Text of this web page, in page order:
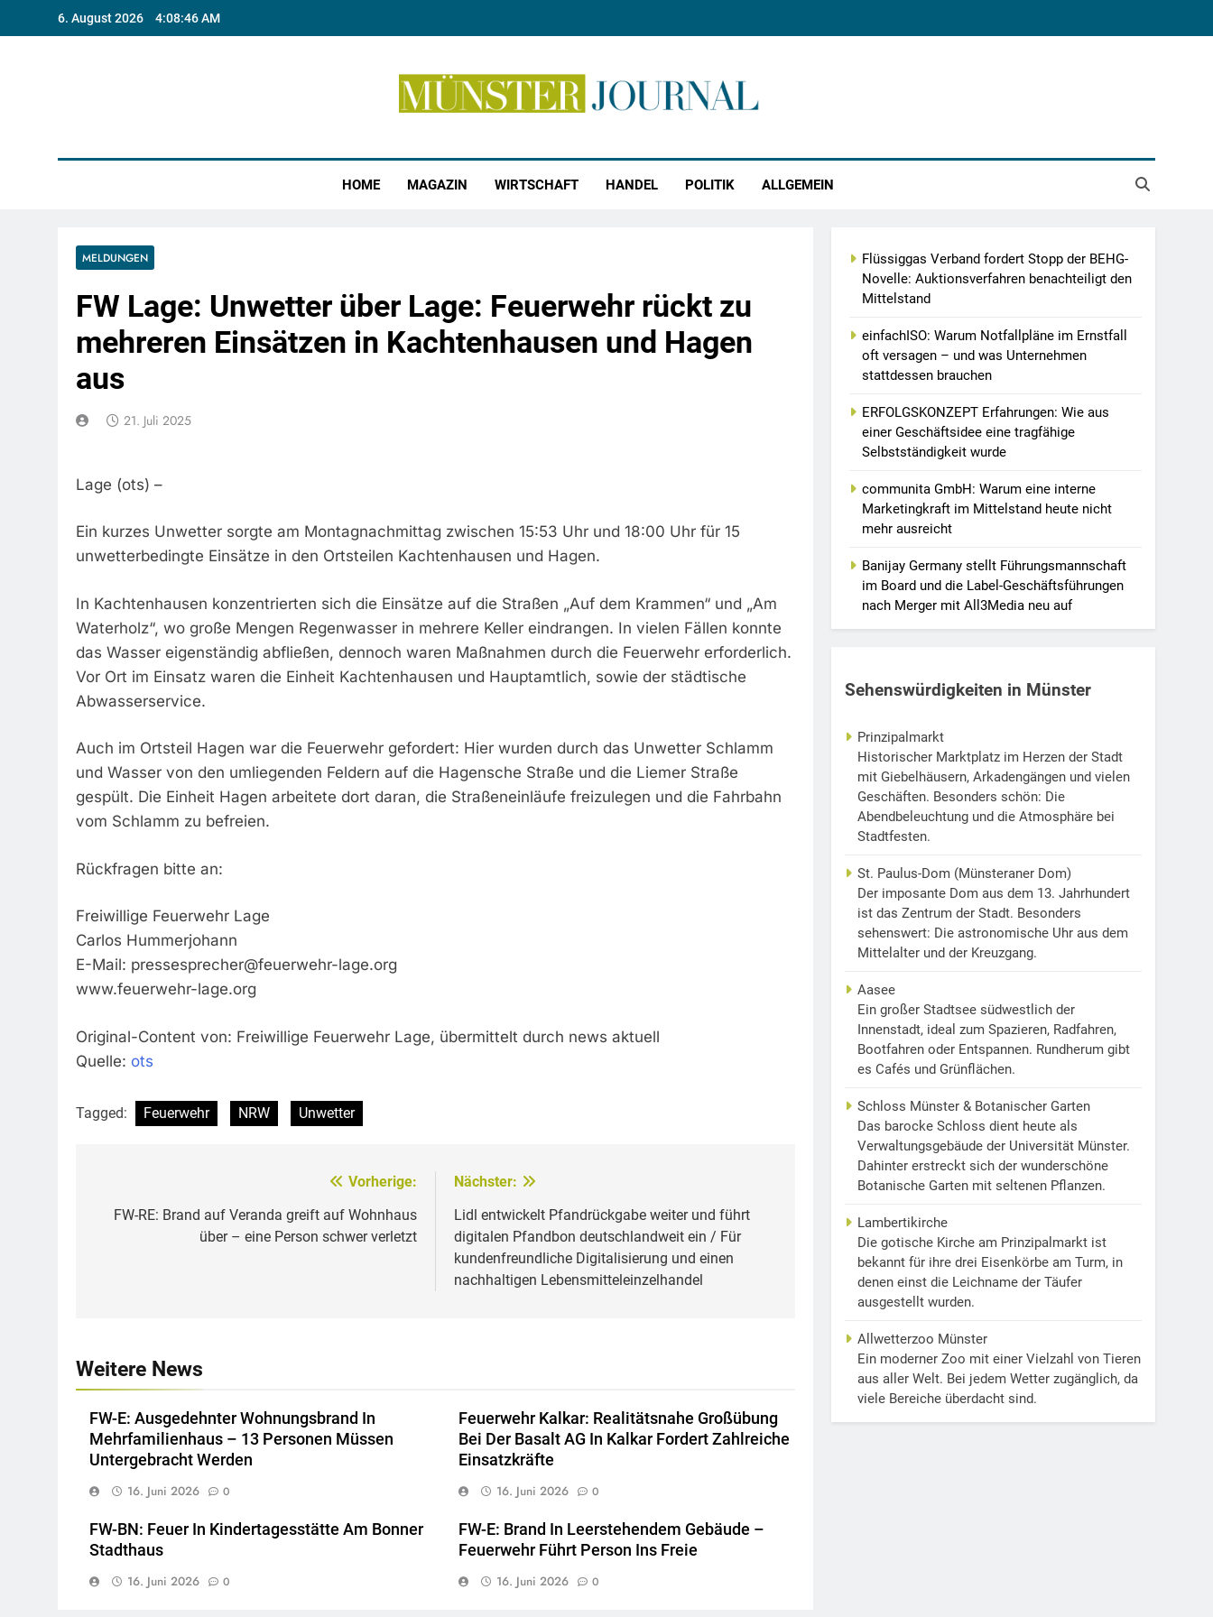
6. August 2026 4:08:46 AM
HOME MAGAZIN WIRTSCHAFT HANDEL POLITIK ALLGEMEIN
MELDUNGEN
FW Lage: Unwetter über Lage: Feuerwehr rückt zu
mehreren Einsätzen in Kachtenhausen und Hagen
aus
21. Juli 2025
Lage (ots) –
Ein kurzes Unwetter sorgte am Montagnachmittag zwischen 15:53 Uhr und 18:00 Uhr für 15
unwetterbedingte Einsätze in den Ortsteilen Kachtenhausen und Hagen.
In Kachtenhausen konzentrierten sich die Einsätze auf die Straßen „Auf dem Krammen“ und „Am
Waterholz“, wo große Mengen Regenwasser in mehrere Keller eindrangen. In vielen Fällen konnte
das Wasser eigenständig abfließen, dennoch waren Maßnahmen durch die Feuerwehr erforderlich.
Vor Ort im Einsatz waren die Einheit Kachtenhausen und Hauptamtlich, sowie der städtische
Abwasserservice.
Auch im Ortsteil Hagen war die Feuerwehr gefordert: Hier wurden durch das Unwetter Schlamm
und Wasser von den umliegenden Feldern auf die Hagensche Straße und die Liemer Straße
gespült. Die Einheit Hagen arbeitete dort daran, die Straßeneinläufe freizulegen und die Fahrbahn
vom Schlamm zu befreien.
Rückfragen bitte an:
Freiwillige Feuerwehr Lage
Carlos Hummerjohann
E-Mail: pressesprecher@feuerwehr-lage.org
www.feuerwehr-lage.org
Original-Content von: Freiwillige Feuerwehr Lage, übermittelt durch news aktuell
Quelle: ots
Tagged: Feuerwehr NRW Unwetter
Vorherige:
FW-RE: Brand auf Veranda greift auf Wohnhaus
über – eine Person schwer verletzt
Nächster:
Lidl entwickelt Pfandrückgabe weiter und führt
digitalen Pfandbon deutschlandweit ein / Für
kundenfreundliche Digitalisierung und einen
nachhaltigen Lebensmitteleinzelhandel
Weitere News
FW-E: Ausgedehnter Wohnungsbrand In
Mehrfamilienhaus – 13 Personen Müssen
Untergebracht Werden
16. Juni 2026 0
Feuerwehr Kalkar: Realitätsnahe Großübung
Bei Der Basalt AG In Kalkar Fordert Zahlreiche
Einsatzkräfte
16. Juni 2026 0
FW-BN: Feuer In Kindertagesstätte Am Bonner
Stadthaus
16. Juni 2026 0
FW-E: Brand In Leerstehendem Gebäude –
Feuerwehr Führt Person Ins Freie
16. Juni 2026 0
Flüssiggas Verband fordert Stopp der BEHG-
Novelle: Auktionsverfahren benachteiligt den
Mittelstand
einfachISO: Warum Notfallpläne im Ernstfall
oft versagen – und was Unternehmen
stattdessen brauchen
ERFOLGSKONZEPT Erfahrungen: Wie aus
einer Geschäftsidee eine tragfähige
Selbstständigkeit wurde
communita GmbH: Warum eine interne
Marketingkraft im Mittelstand heute nicht
mehr ausreicht
Banijay Germany stellt Führungsmannschaft
im Board und die Label-Geschäftsführungen
nach Merger mit All3Media neu auf
Sehenswürdigkeiten in Münster
Prinzipalmarkt
Historischer Marktplatz im Herzen der Stadt
mit Giebelhäusern, Arkadengängen und vielen
Geschäften. Besonders schön: Die
Abendbeleuchtung und die Atmosphäre bei
Stadtfesten.
St. Paulus-Dom (Münsteraner Dom)
Der imposante Dom aus dem 13. Jahrhundert
ist das Zentrum der Stadt. Besonders
sehenswert: Die astronomische Uhr aus dem
Mittelalter und der Kreuzgang.
Aasee
Ein großer Stadtsee südwestlich der
Innenstadt, ideal zum Spazieren, Radfahren,
Bootfahren oder Entspannen. Rundherum gibt
es Cafés und Grünflächen.
Schloss Münster & Botanischer Garten
Das barocke Schloss dient heute als
Verwaltungsgebäude der Universität Münster.
Dahinter erstreckt sich der wunderschöne
Botanische Garten mit seltenen Pflanzen.
Lambertikirche
Die gotische Kirche am Prinzipalmarkt ist
bekannt für ihre drei Eisenkörbe am Turm, in
denen einst die Leichname der Täufer
ausgestellt wurden.
Allwetterzoo Münster
Ein moderner Zoo mit einer Vielzahl von Tieren
aus aller Welt. Bei jedem Wetter zugänglich, da
viele Bereiche überdacht sind.